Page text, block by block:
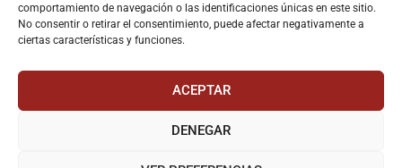
comportamiento de navegación o las identificaciones únicas en este sitio.
No consentir o retirar el consentimiento, puede afectar negativamente a
ciertas características y funciones.
ACEPTAR
DENEGAR
vídeo